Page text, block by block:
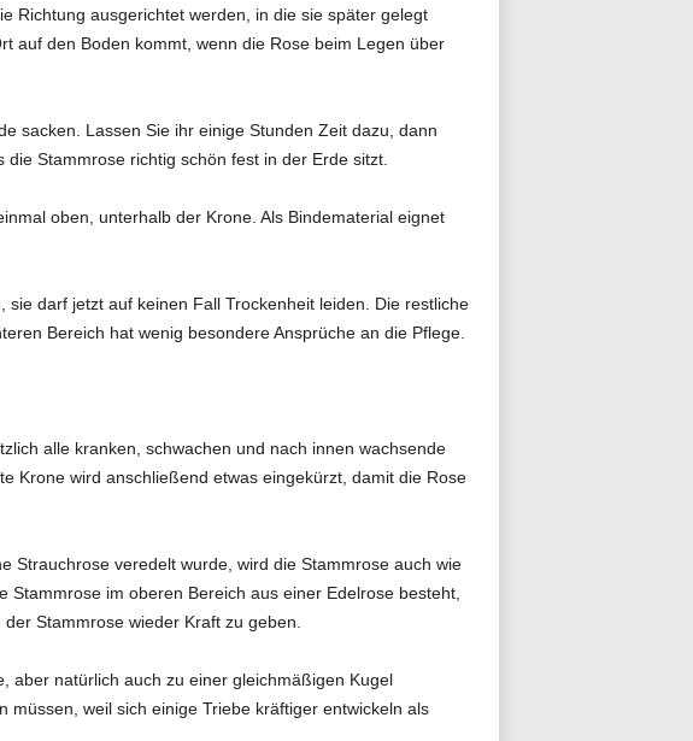
Richtung ausgerichtet werden, in die sie später gelegt
auf den Boden kommt, wenn die Rose beim Legen über
sacken. Lassen Sie ihr einige Stunden Zeit dazu, dann
Stammrose richtig schön fest in der Erde sitzt.
oben, unterhalb der Krone. Als Bindematerial eignet
darf jetzt auf keinen Fall Trockenheit leiden. Die restliche
Bereich hat wenig besondere Ansprüche an die Pflege.
alle kranken, schwachen und nach innen wachsende
Krone wird anschließend etwas eingekürzt, damit die Rose
Strauchrose veredelt wurde, wird die Stammrose auch wie
im oberen Bereich aus einer Edelrose besteht,
Stammrose wieder Kraft zu geben.
aber natürlich auch zu einer gleichmäßigen Kugel
weil sich einige Triebe kräftiger entwickeln als